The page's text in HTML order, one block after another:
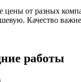
цены от разных
Качество
работы